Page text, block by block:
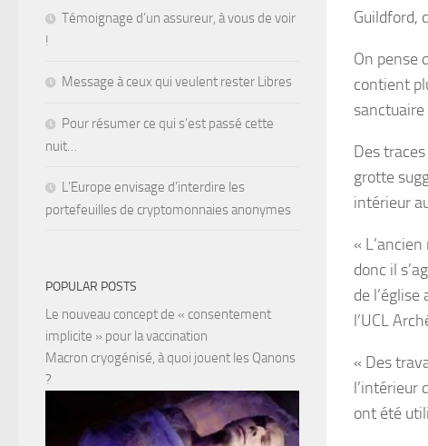
Guildford,
On pense
contient
sanctuaire
Des
grotte
intérieur
«
donc il
de
l’UCL
« Des
l’intérieur
ont été
Témoignage d’un assureur, à vous de voir
!
Message à ceux qui veulent rester Libres
Pour résumer ce qui s’est passé cette
nuit…
L’Europe envisage d’interdire les
portefeuilles de cryptomonnaies anonymes
POPULAR POSTS
Le nouveau concept de « consentement
implicite » pour la vaccination
Macron cryogénisé, à quoi jouent les Qanons
?